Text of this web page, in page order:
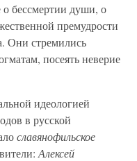
о бессмертии души, о
премудрости
Они стремились
посеять неверие
идеологией
в русской
славянофильское
Алексей